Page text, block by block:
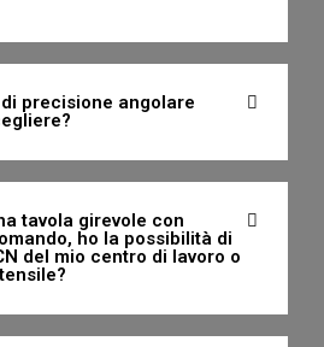
precisione angolare
tavola girevole con
ho la possibilità di
del mio centro di lavoro o